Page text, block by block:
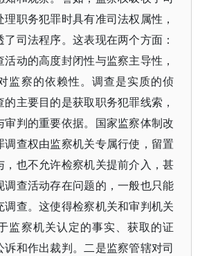
职务犯罪时具有准司法权属性，
司法程序。这表现在两个方面：
动的高度封闭性与监察主导性，
监察的依赖性。调查是实质的侦
主要目的是获取职务犯罪线索，
审判的重要依据。国家监察体制改
调查权由监察机关专属行使，留置
，也不允许检察机关提前介入，甚
调查活动存在问题的，一般也只能
调查。这使得检察机关和审判机关
监察机关认定的事实、获取的证
和作出裁判。二是监察管辖对司